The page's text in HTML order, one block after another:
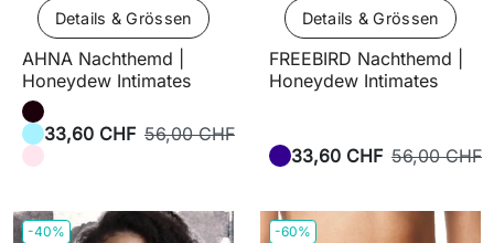
Details & Grössen
AHNA Nachthemd |
Honeydew Intimates
33,60 CHF 56,00 CHF
Details & Grössen
FREEBIRD Nachthemd |
Honeydew Intimates
33,60 CHF 56,00 CHF
-40% -60%